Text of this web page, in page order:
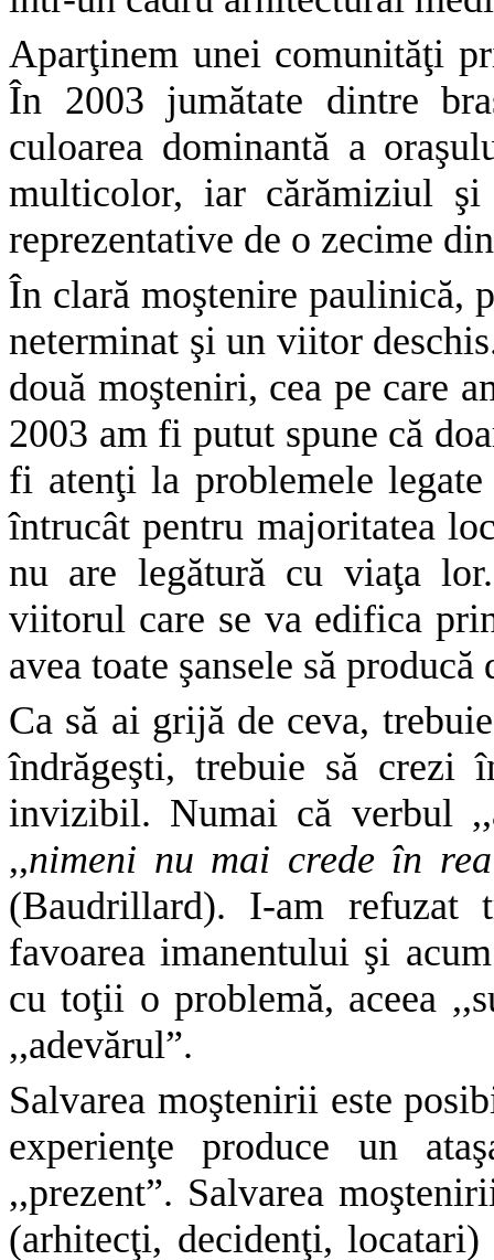
Aparţinem unei comunităţi
În 2003 jumătate dintre
culoarea dominantă a
multicolor, iar cărămiziul
reprezentative de o zecime
În clară moştenire paulinică,
neterminat şi un viitor
două moşteniri, cea pe care
2003 am fi putut spune că
fi atenţi la problemele
întrucât pentru majoritatea
nu are legătură cu viaţa
viitorul care se va edifica
avea toate şansele să
Ca să ai grijă de ceva,
îndrăgeşti, trebuie să
invizibil. Numai că verbul
,,nimeni nu mai crede în
(Baudrillard). I-am refuzat
favoarea imanentului şi
cu toţii o problemă, aceea
,,adevărul”.
Salvarea moştenirii este
experienţe produce un
,,prezent”. Salvarea
(arhitecţi, decidenţi,